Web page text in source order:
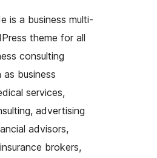
is a business multi-
theme for all
consulting
as business
services,
advertising
advisors,
brokers,